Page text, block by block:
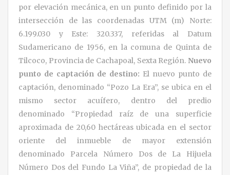
por elevación mecánica, en un punto definido por la
intersección de las coordenadas UTM (m) Norte:
6.199.030 y Este: 320.337, referidas al Datum
Sudamericano de 1956, en la comuna de Quinta de
Tilcoco, Provincia de Cachapoal, Sexta Región. Nuevo
punto de captación de destino: El nuevo punto de
captación, denominado “Pozo La Era”, se ubica en el
mismo sector acuífero, dentro del predio
denominado “Propiedad raíz de una superficie
aproximada de 20,60 hectáreas ubicada en el sector
oriente del inmueble de mayor extensión
denominado Parcela Número Dos de La Hijuela
Número Dos del Fundo La Viña”, de propiedad de la